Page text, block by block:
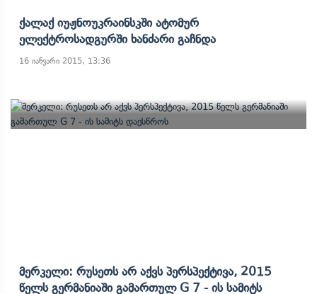
Ქალაქ Იუჟნოუკრაინსკში Ატომურ
Ელექტროსადგურში Ხანძარი Გაჩნდა
16 იანვარი 2015, 13:36
Მერკელი: Რუსეთს Არ Აქვს Პერსპექტივა, 2015
Წელს Გერმანიაში Გამართულ G 7 - Ის Სამიტს